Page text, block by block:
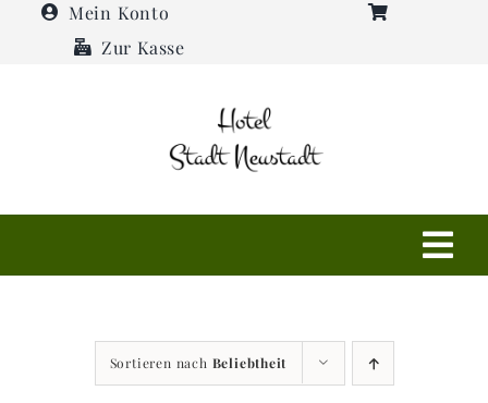
Mein Konto
Zur Kasse
Sortieren nach Beliebtheit